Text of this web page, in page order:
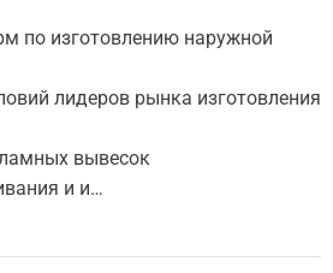
по изготовлению наружной
лидеров рынка изготовления
вывесок
и и…